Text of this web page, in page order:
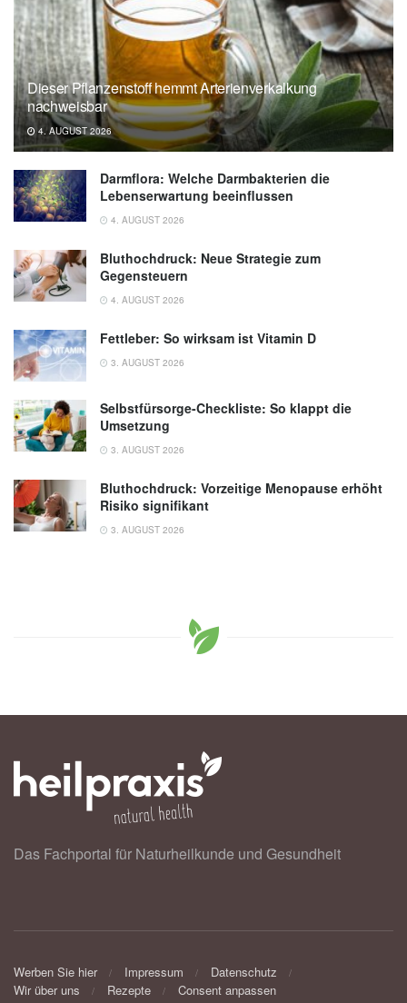
Dieser Pflanzenstoff hemmt Arterienverkalkung
nachweisbar
4. AUGUST 2026
Darmflora: Welche Darmbakterien die
Lebenserwartung beeinflussen
4. AUGUST 2026
Bluthochdruck: Neue Strategie zum
Gegensteuern
4. AUGUST 2026
Fettleber: So wirksam ist Vitamin D
3. AUGUST 2026
Selbstfürsorge-Checkliste: So klappt die
Umsetzung
3. AUGUST 2026
Bluthochdruck: Vorzeitige Menopause erhöht
Risiko signifikant
3. AUGUST 2026
Das Fachportal für Naturheilkunde und Gesundheit
Werben Sie hier Impressum
Datenschutz
Wir über uns
Rezepte Consent anpassen